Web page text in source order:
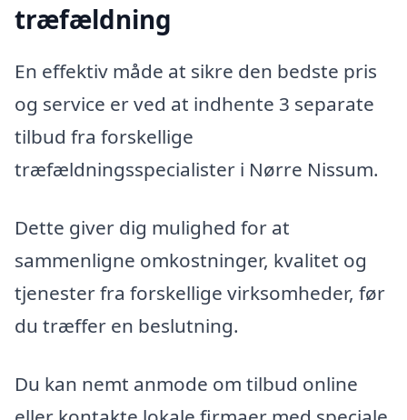
træfældning
En effektiv måde at sikre den bedste pris
og service er ved at indhente 3 separate
tilbud fra forskellige
træfældningsspecialister i Nørre Nissum.
Dette giver dig mulighed for at
sammenligne omkostninger, kvalitet og
tjenester fra forskellige virksomheder, før
du træffer en beslutning.
Du kan nemt anmode om tilbud online